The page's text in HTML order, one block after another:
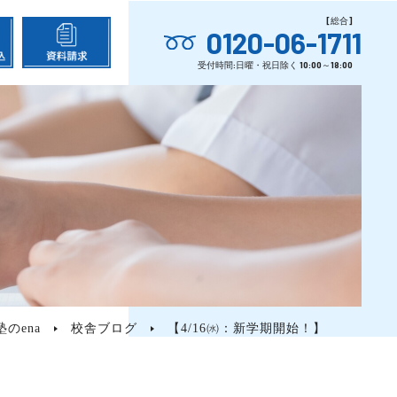
0120-06-1711
のena 校舎ブログ 【4/16㈬：新学期開始！】